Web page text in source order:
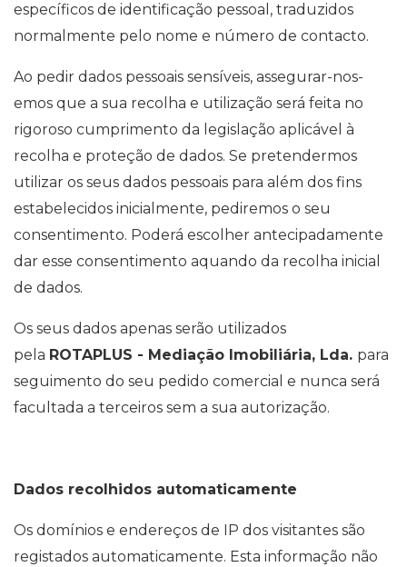
específicos de identificação pessoal, traduzidos
normalmente pelo nome e número de contacto.
Ao pedir dados pessoais sensíveis, assegurar-nos-
emos que a sua recolha e utilização será feita no
rigoroso cumprimento da legislação aplicável à
recolha e proteção de dados. Se pretendermos
utilizar os seus dados pessoais para além dos fins
estabelecidos inicialmente, pediremos o seu
consentimento. Poderá escolher antecipadamente
dar esse consentimento aquando da recolha inicial
de dados.
Os seus dados apenas serão utilizados
pela ROTAPLUS - Mediação Imobiliária, Lda. para
seguimento do seu pedido comercial e nunca será
facultada a terceiros sem a sua autorização.
Dados recolhidos automaticamente
Os domínios e endereços de IP dos visitantes são
registados automaticamente. Esta informação não